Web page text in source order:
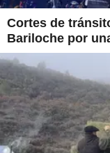
Cortes de
Bariloche por